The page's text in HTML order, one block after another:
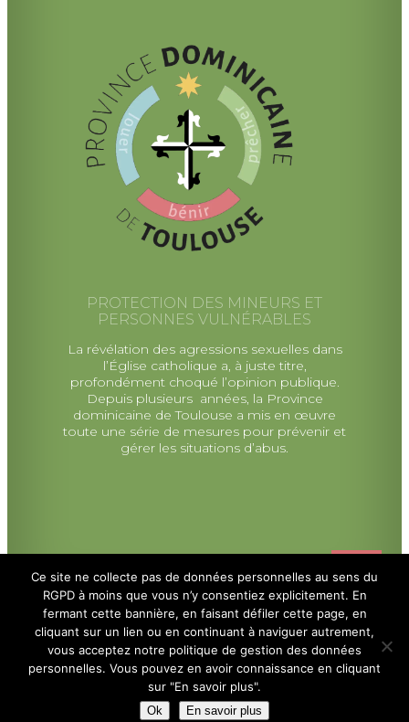
PROTECTION DES MINEURS ET
PERSONNES VULNÉRABLES
La révélation des agressions sexuelles dans
l’Église catholique a, à juste titre,
profondément choqué l’opinion publique.
Depuis plusieurs années, la Province
dominicaine de Toulouse a mis en œuvre
toute une série de mesures pour prévenir et
gérer les situations d’abus.
Site internet réalisé parColombier Communication
Ce site ne collecte pas de données personnelles au sens du
RGPD à moins que vous n’y consentiez explicitement. En
fermant cette bannière, en faisant défiler cette page, en
cliquant sur un lien ou en continuant à naviguer autrement,
vous acceptez notre politique de gestion des données
personnelles. Vous pouvez en avoir connaissance en cliquant
sur "En savoir plus".
Ok En savoir plus